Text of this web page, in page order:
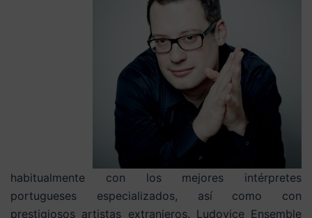
habitualmente con los mejores intérpretes
portugueses especializados, así como con
prestigiosos artistas extranjeros. Ludovice Ensemble